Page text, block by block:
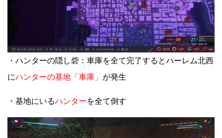
・ハンターの隠し砦：車庫を全て完了するとハーレム北西
にハンターの基地「車庫」 が発生
・基地にいるハンターを全て倒す